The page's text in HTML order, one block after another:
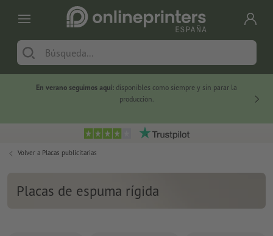
En verano seguimos aquí: disponibles como siempre y sin parar la
producción.
Volver a Placas publicitarias
Placas de espuma rígida